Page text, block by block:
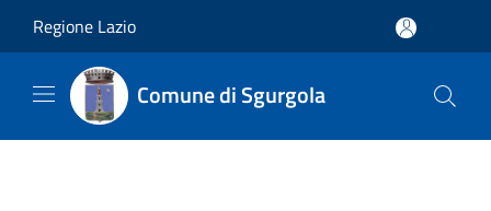
Regione Lazio
Comune di Sgurgola